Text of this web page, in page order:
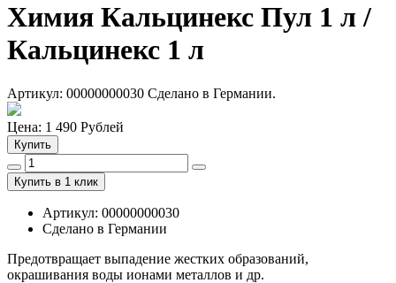
Химия Кальцинекс Пул 1 л /
Кальцинекс 1 л
Артикул: 00000000030 Сделано в Германии.
Цена: 1 490 Рублей
Купить
Купить в 1 клик
Артикул: 00000000030
Сделано в Германии
Предотвращает выпадение жестких образований,
окрашивания воды ионами металлов и др.